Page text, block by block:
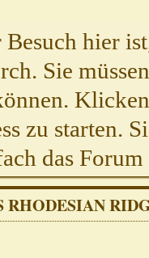
hier
Sie
zu starten.
das
RHODESIAN